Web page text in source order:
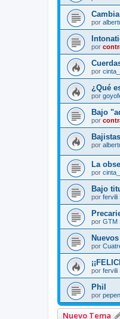
por
por
por
¿Qué
por
Bajo
por
por
La
por
Bajo
por fervili
por GTM
por
por fervili
Phil
por
Nuevo Tema